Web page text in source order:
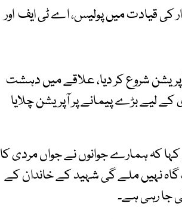
قیادت میں پولیس، اے ٹی ایف اور
آپریشن شروع کر دیا، علاقے میں دہشت
لیے بڑے پیمانے پر آپریشن چلایا
کہ ہمارے جوانوں نے جواں مردی کا
نہیں ملے گی شہید کے خاندان کے
جا رہی ہے۔